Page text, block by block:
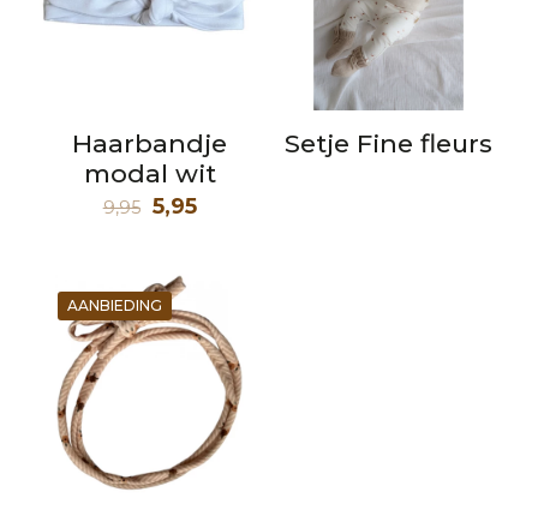
Haarbandje
modal wit
9,95 Oorspronkelijke
9,95.
5,95Huidige
Setje Fine fleurs
AANBIEDING